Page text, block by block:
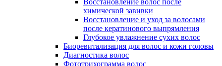
Восстановление волос после
химической завивки
Восстановление и уход за волосами
после кератинового выпрямления
Глубокое увлажнение сухих волос
Биоревитализация для волос и кожи головы
Диагностика волос
Фототрихограмма волос